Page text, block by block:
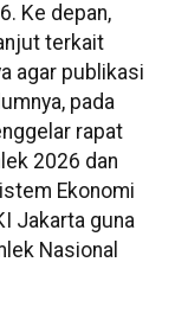
Ke depan,
terkait
agar publikasi
pada
rapat
2026 dan
Ekonomi
Jakarta guna
Nasional